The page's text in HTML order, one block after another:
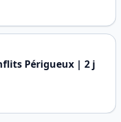
Périgueux | 2 j